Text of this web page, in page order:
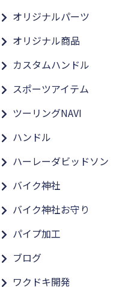
オリジナルパーツ
オリジナル商品
カスタムハンドル
スポーツアイテム
ツーリングNAVI
ハンドル
ハーレーダビッドソン
バイク神社
バイク神社お守り
パイプ加工
ブログ
ワクドキ開発